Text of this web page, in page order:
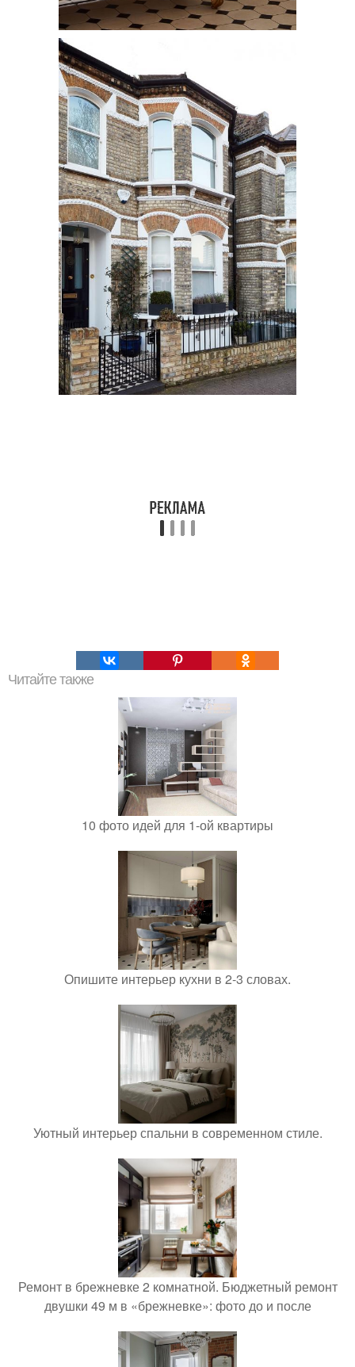
Читайте также
10 фото идей для 1-ой квартиры
Опишите интерьер кухни в 2-3 словах.
Уютный интерьер спальни в современном стиле.
Ремонт в брежневке 2 комнатной. Бюджетный ремонт
двушки 49 м в «брежневке»: фото до и после